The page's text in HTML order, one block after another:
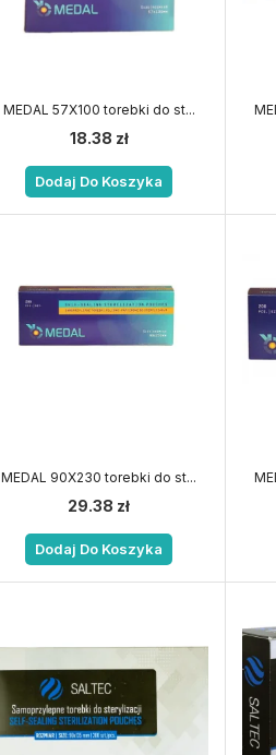
MEDAL 57X100 torebki do st...
18.38 zł
Dodaj Do Koszyka
MEDAL 90X230 torebki do st...
29.38 zł
Dodaj Do Koszyka